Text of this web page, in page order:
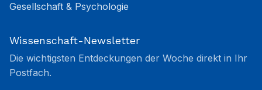
Gesellschaft & Psychologie
Wissenschaft-Newsletter
Die wichtigsten Entdeckungen der Woche direkt in Ihr
Postfach.